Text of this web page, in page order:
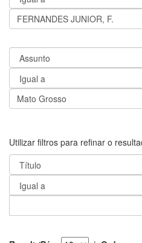
Utilizar filtros para refinar o